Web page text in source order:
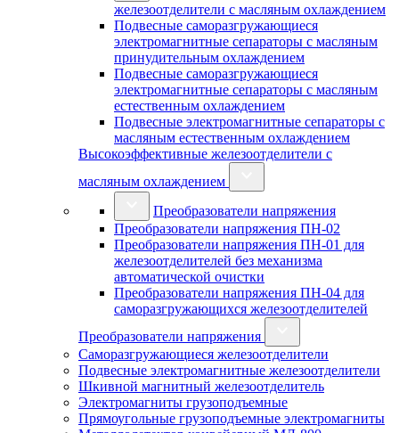
железоотделители с масляным охлаждением
Подвесные саморазгружающиеся
электромагнитные сепараторы с масляным
принудительным охлаждением
Подвесные саморазгружающиеся
электромагнитные сепараторы с масляным
естественным охлаждением
Подвесные электромагнитные сепараторы с
масляным естественным охлаждением
Высокоэффективные железоотделители с
масляным охлаждением
Преобразователи напряжения
Преобразователи напряжения ПН-02
Преобразователи напряжения ПН-01 для
железоотделителей без механизма
автоматической очистки
Преобразователи напряжения ПН-04 для
саморазгружающихся железоотделителей
Преобразователи напряжения
Саморазгружающиеся железоотделители
Подвесные электромагнитные железоотделители
Шкивной магнитный железоотделитель
Электромагниты грузоподъемные
Прямоугольные грузоподъемные электромагниты